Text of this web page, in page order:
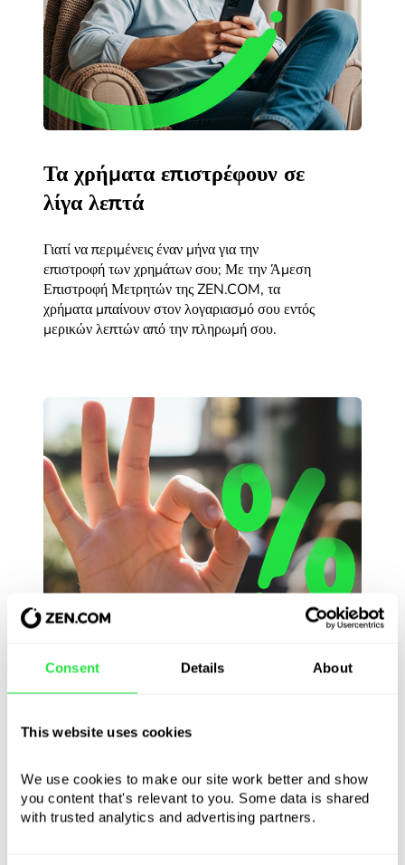
Consent Details About
This website uses cookies
We use cookies to make our site work better and show
you content that's relevant to you. Some data is shared
with trusted analytics and advertising partners.
Τα χρήματα επιστρέφουν σε
λίγα λεπτά
Γιατί να περιμένεις έναν μήνα για την
επιστροφή των χρημάτων σου; Με την Άμεση
Επιστροφή Μετρητών της ZEN.COM, τα
χρήματα μπαίνουν στον λογαριασμό σου εντός
μερικών λεπτών από την πληρωμή σου.
πλήρες ποσό της επιστροφής μετρητών
πηγαίνει απευθείας σε εσένα.